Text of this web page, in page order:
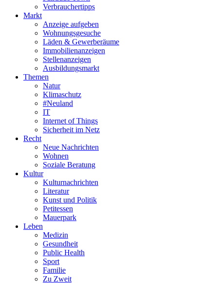
Verbrauchertipps
Markt
Anzeige aufgeben
Wohnungsgesuche
Läden & Gewerberäume
Immobilienanzeigen
Stellenanzeigen
Ausbildungsmarkt
Themen
Natur
Klimaschutz
#Neuland
IT
Internet of Things
Sicherheit im Netz
Recht
Neue Nachrichten
Wohnen
Soziale Beratung
Kultur
Kulturnachrichten
Literatur
Kunst und Politik
Petitessen
Mauerpark
Leben
Medizin
Gesundheit
Public Health
Sport
Familie
Zu Zweit